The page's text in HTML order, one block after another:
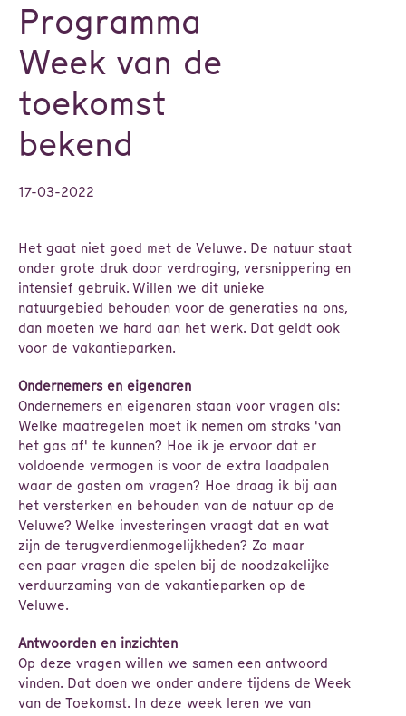
Programma
Week van de
toekomst
bekend
17-03-2022
Het gaat niet goed met de Veluwe. De natuur staat
onder grote druk door verdroging, versnippering en
intensief gebruik. Willen we dit unieke
natuurgebied behouden voor de generaties na ons,
dan moeten we hard aan het werk. Dat geldt ook
voor de vakantieparken.
Ondernemers en eigenaren
Ondernemers en eigenaren staan voor vragen als:
Welke maatregelen moet ik nemen om straks 'van
het gas af' te kunnen? Hoe ik je ervoor dat er
voldoende vermogen is voor de extra laadpalen
waar de gasten om vragen? Hoe draag ik bij aan
het versterken en behouden van de natuur op de
Veluwe? Welke investeringen vraagt dat en wat
zijn de terugverdienmogelijkheden? Zo maar
een paar vragen die spelen bij de noodzakelijke
verduurzaming van de vakantieparken op de
Veluwe.
Antwoorden en inzichten
Op deze vragen willen we samen een antwoord
vinden. Dat doen we onder andere tijdens de Week
van de Toekomst. In deze week leren we van